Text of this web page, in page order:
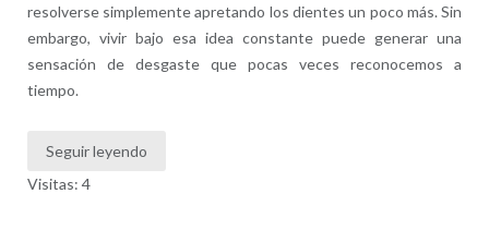
resolverse simplemente apretando los dientes un poco más. Sin
embargo, vivir bajo esa idea constante puede generar una
sensación de desgaste que pocas veces reconocemos a
tiempo.
Seguir leyendo
Visitas: 4